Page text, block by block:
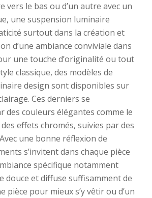
vers le bas ou d’un autre avec un
une suspension luminaire
surtout dans la création et
d’une ambiance conviviale dans
une touche d’originalité ou tout
classique, des modèles de
design sont disponibles sur
Ces derniers se
des couleurs élégantes comme le
effets chromés, suivies par des
une bonne réflexion de
s’invitent dans chaque pièce
spécifique notamment
douce et diffuse suffisamment de
pièce pour mieux s’y vêtir ou d’un